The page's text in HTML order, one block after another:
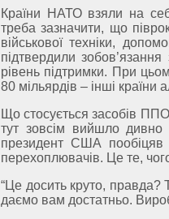
Країни НАТО взяли на
треба зазначити, що
військової техніки,
підтвердили
рівень підтримки. При
80 мільярдів – інші країни
Що стосується засобів
тут зовсім вийшло дивно
президент США пообіцяв
перехоплювачів. Це те,
“Це досить круто,
даємо вам достатньо.